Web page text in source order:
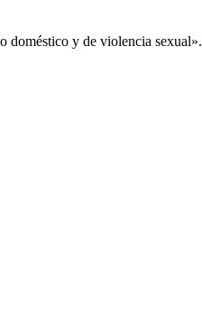
doméstico y de violencia sexual».